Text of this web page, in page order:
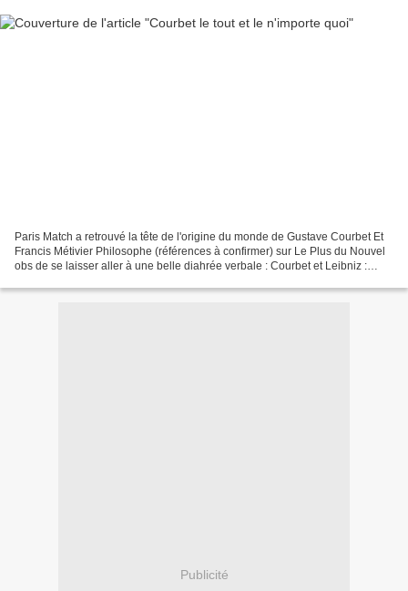
Paris Match a retrouvé la tête de l'origine du monde de Gustave Courbet Et
Francis Métivier Philosophe (références à confirmer) sur Le Plus du Nouvel
obs de se laisser aller à une belle diahrée verbale : Courbet et Leibniz :
Publicité